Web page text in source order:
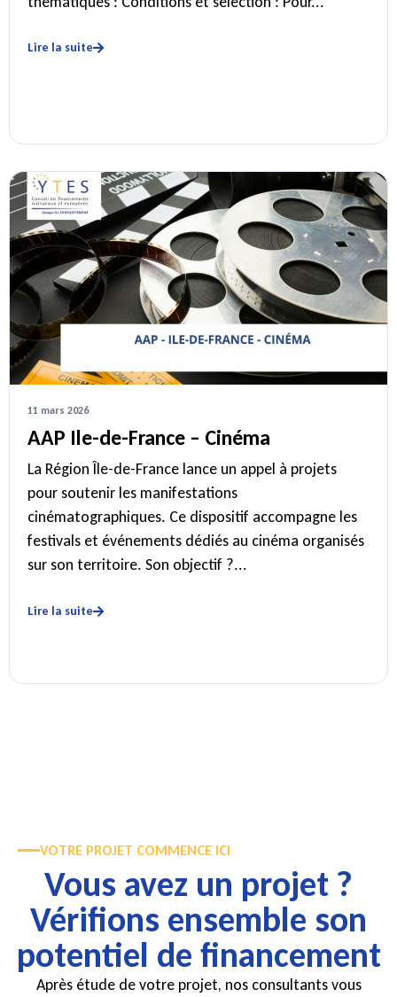
Lire la suite
11 mars 2026
AAP Ile-de-France – Cinéma
La Région Île-de-France lance un appel à projets
pour soutenir les manifestations
cinématographiques. Ce dispositif accompagne les
festivals et événements dédiés au cinéma organisés
sur son territoire. Son objectif ?...
Lire la suite
VOTRE PROJET COMMENCE ICI
Vous avez un projet ?
Vérifions ensemble son
potentiel de financement
Après étude de votre projet, nos consultants vous